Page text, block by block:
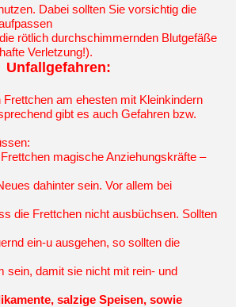
Dabei sollten Sie vorsichtig die
rötlich durchschimmernden Blutgefäße
Verletzung!).
Unfallgefahren:
am ehesten mit Kleinkindern
gibt es auch Gefahren bzw.
magische Anziehungskräfte –
dahinter sein. Vor allem bei
die Frettchen nicht ausbüchsen. Sollten
ein-u ausgehen, so sollten die
sein, damit sie nicht mit rein- und
salzige Speisen, sowie